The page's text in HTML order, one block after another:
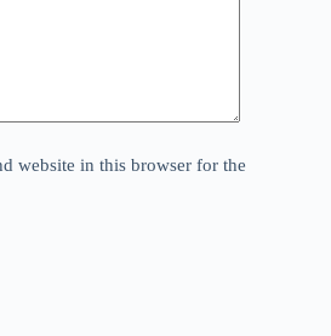
website in this browser for the